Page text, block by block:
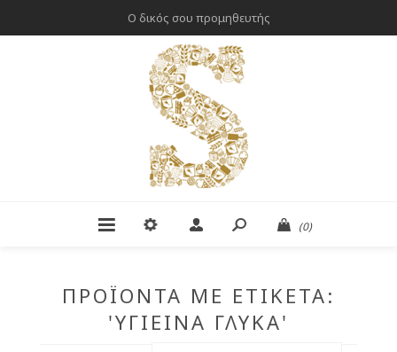
Ο δικός σου προμηθευτής
(0)
ΠΡΟΪΌΝΤΑ ΜΕ ΕΤΙΚΈΤΑ:
'ΥΓΙΕΙΝΆ ΓΛΥΚΆ'